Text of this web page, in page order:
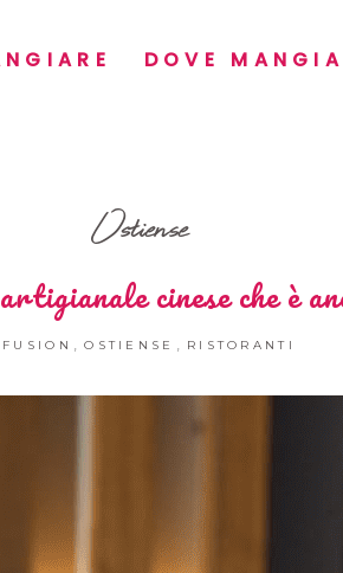
DOVE
Ostiense
cinese che è
FUSION OSTIENSE RISTORANTI